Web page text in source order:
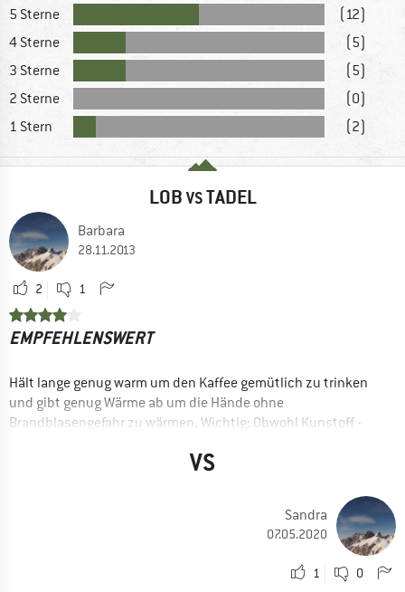
5 Sterne
(12)
4 Sterne
(5)
3 Sterne
(5)
2 Sterne
(0)
1 Stern
(2)
LOB VSTADEL
Barbara
28.11.2013
2 1
EMPFEHLENSWERT
Hält lange genug warm um den Kaffee gemütlich zu trinken
und gibt genug Wärme ab um die Hände ohne
Brandblasengefahr zu wärmen. Wichtig: Obwohl Kunstoff -
Äußere Isoliermantel hat nach mehrjährigem Einsatz einen
Ja, ich würde das Produkt einem Freund empfehlen
VS
Sandra
07.05.2020
1 0